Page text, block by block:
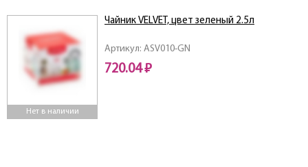
Нет в наличии
Артикул: ASV010-GN
Чайник VELVET, цвет зеленый 2.5л
720.04 ₽